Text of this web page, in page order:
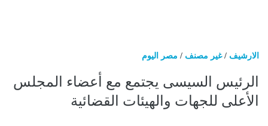
الارشيف /غير مصنف / مصر اليوم
الرئيس السيسى يجتمع مع أعضاء المجلس
الأعلى للجهات والهيئات القضائية